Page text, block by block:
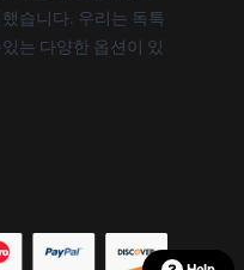
습니다. 우리는 독특
는 다양한 옵션이 있